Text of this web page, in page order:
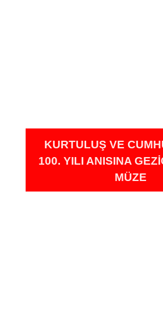
KURTULUŞ VE
100. YILI ANISINA
MÜZE